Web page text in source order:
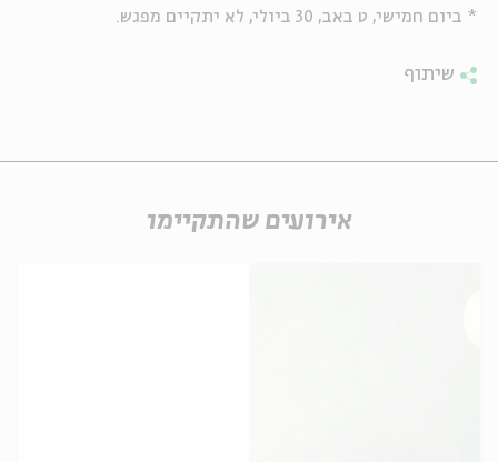
* ביום חמישי, ט באב, 30 ביולי, לא יתקיים מפגש.
שיתוף
אירועים שהתקיימו